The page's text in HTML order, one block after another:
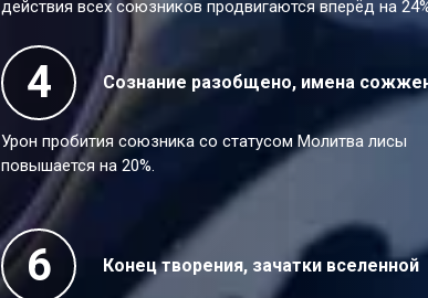
действия всех союзников продвигаются вперёд на
4 Сознание разобщено, имена
Урон пробития союзника со статусом Молитва лисы
повышается на 20%.
6 Конец творения, зачатки вселенной